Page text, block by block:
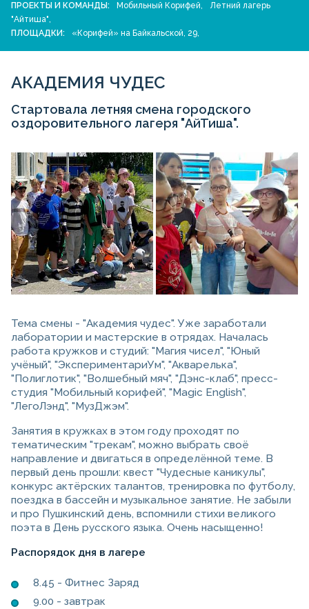
ПРОЕКТЫ И КОМАНДЫ:
Мобильный Корифей,
Летний лагерь
"Айтиша",
ПЛОЩАДКИ:
«Корифей» на Байкальской, 29,
АКАДЕМИЯ ЧУДЕС
Стартовала летняя смена городского
оздоровительного лагеря "АйТиша".
Тема смены - "Академия чудес". Уже заработали
лаборатории и мастерские в отрядах. Началась
работа кружков и студий: "Магия чисел", "Юный
учёный", "ЭкспериментариУм", "Акварелька",
"Полиглотик", "Волшебный мяч", "Дэнс-клаб", пресс-
студия "Мобильный корифей", "Magic English",
"ЛегоЛэнд", "МузДжэм".
Занятия в кружках в этом году проходят по
тематическим "трекам", можно выбрать своё
направление и двигаться в определённой теме. В
первый день прошли: квест "Чудесные каникулы",
конкурс актёрских талантов, тренировка по футболу,
поездка в бассейн и музыкальное занятие. Не забыли
и про Пушкинский день, вспомнили стихи великого
поэта в День русского языка. Очень насыщенно!
Распорядок дня в лагере
8.45 - Фитнес Заряд
9.00 - завтрак